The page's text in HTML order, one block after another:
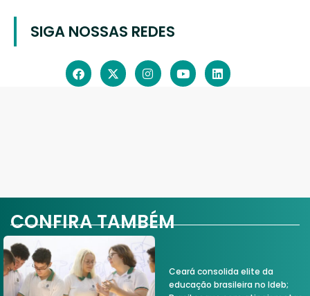
SIGA NOSSAS REDES
CONFIRA TAMBÉM
Ceará consolida elite da
educação brasileira no Ideb;